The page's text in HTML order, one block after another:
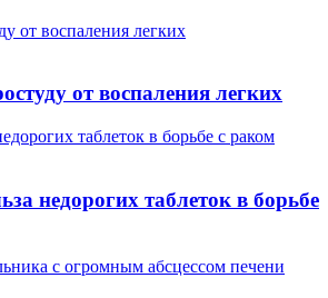
от воспаления легких
от воспаления легких
таблеток в борьбе с раком
недорогих таблеток в борьбе
с огромным абсцессом печени